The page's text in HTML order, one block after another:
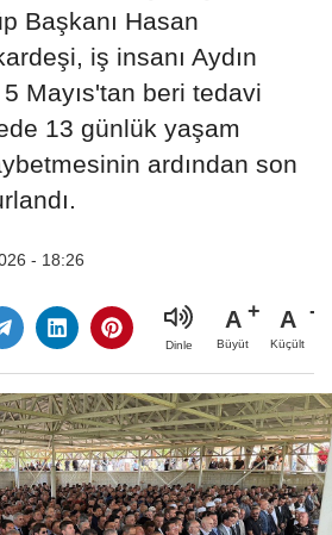
Başkanı Hasan
iş insanı Aydın
Mayıs'tan beri tedavi
13 günlük yaşam
ardından son
- 18:26
Dinle
A
Büyüt
A
Küçült